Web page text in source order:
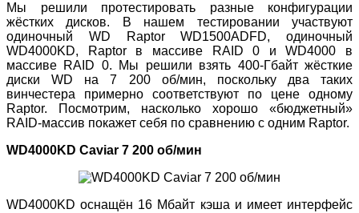
Мы решили протестировать разные конфигурации
жёстких дисков. В нашем тестировании участвуют
одиночный WD Raptor WD1500ADFD, одиночный
WD4000KD, Raptor в массиве RAID 0 и WD4000 в
массиве RAID 0. Мы решили взять 400-Гбайт жёсткие
диски WD на 7 200 об/мин, поскольку два таких
винчестера примерно соответствуют по цене одному
Raptor. Посмотрим, насколько хорошо «бюджетный»
RAID-массив покажет себя по сравнению с одним Raptor.
WD4000KD Caviar 7 200 об/мин
WD4000KD оснащён 16 Мбайт кэша и имеет интерфейс